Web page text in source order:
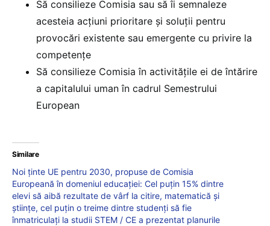
Să consilieze Comisia sau să îi semnaleze
acesteia acțiuni prioritare și soluții pentru
provocări existente sau emergente cu privire la
competențe
Să consilieze Comisia în activitățile ei de întărire
a capitalului uman în cadrul Semestrului
European
Similare
Noi ținte UE pentru 2030, propuse de Comisia
Europeană în domeniul educației: Cel puțin 15% dintre
elevi să aibă rezultate de vârf la citire, matematică și
științe, cel puțin o treime dintre studenți să fie
înmatriculați la studii STEM / CE a prezentat planurile